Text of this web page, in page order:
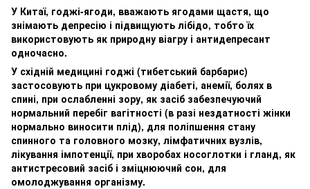
У Китаї, годжі-ягоди, вважають ягодами щастя, що
знімають депресію і підвищують лібідо, тобто їх
використовують як природну віагру і антидепресант
одночасно.
У східній медицині годжі (тибетський барбарис)
застосовують при цукровому діабеті, анемії, болях в
спині, при ослабленні зору, як засіб забезпечуючий
нормальний перебіг вагітності (в разі нездатності жінки
нормально виносити плід), для поліпшення стану
спинного та головного мозку, лімфатичних вузлів,
лікування імпотенції, при хворобах носоглотки і гланд, як
антистресовий засіб і зміцнюючий сон, для
омолоджування організму.